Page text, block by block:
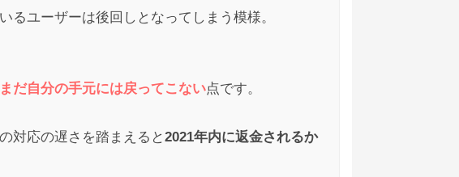
2021/03/01
もしきれません。
るユーザーは後回しとなってしまう模様。
まだ自分の手元には戻ってこない点です。
対応の遅さを踏まえると2021年内に返金されるか